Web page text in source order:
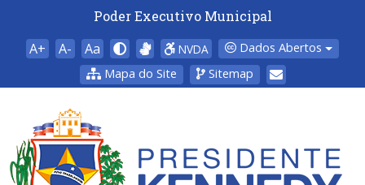
Poder Executivo Municipal
A+ A- Aa NVDA
Dados Abertos
Mapa do Site
Sitemap